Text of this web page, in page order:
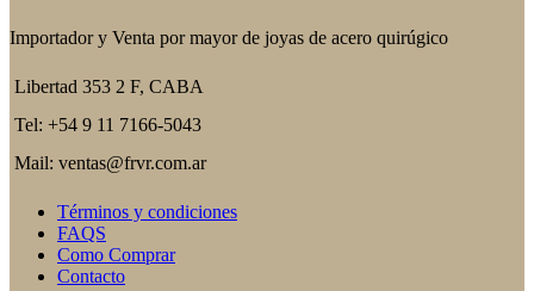
Importador y Venta por mayor de joyas de acero quirúgico
Libertad 353 2 F, CABA
Tel: +54 9 11 7166-5043
Mail: ventas@frvr.com.ar
Términos y condiciones
FAQS
Como Comprar
Contacto